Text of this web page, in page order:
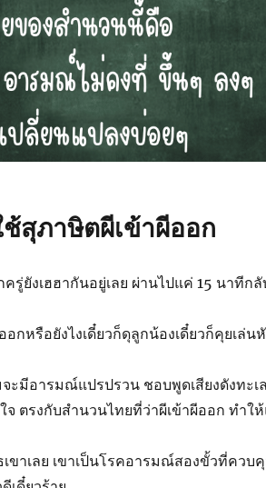
สุภาษิตผีเข้าผีออก
ครู่ยังเฮฮากันอยู่เลย ผ่านไปแค่ 15 นาทีก
กหรือยังไงเดี๋ยวก็ดุลูกน้องเดี๋ยวก็คุยเล่
ะมีอารมณ์แปรปรวน ชอบพูดเสียงดังทะเ
จ ตรงกับสำนวนไทยที่ว่าผีเข้าผีออก ทำใ
ขาเลย เขาเป็นโรคอารมณ์สองขั้วที่ควบ